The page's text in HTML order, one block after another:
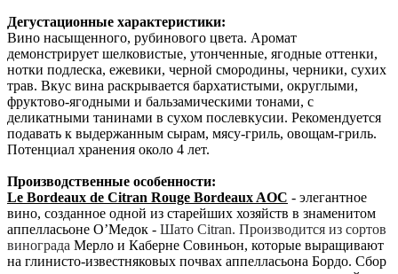
Дегустационные характеристики:
Вино насыщенного, рубинового цвета. Аромат
демонстрирует шелковистые, утонченные, ягодные оттенки,
нотки подлеска, ежевики, черной смородины, черники, сухих
трав. Вкус вина раскрывается бархатистыми, округлыми,
фруктово-ягодными и бальзамическими тонами, с
деликатными танинами в сухом послевкусии. Рекомендуется
подавать к выдержанным сырам, мясу-гриль, овощам-гриль.
Потенциал хранения около 4 лет.
Производственные особенности:
Le Bordeaux de Citran Rouge Bordeaux AOC - элегантное
вино, созданное одной из старейших хозяйств в знаменитом
аппелласьоне О’Медок - Шато Citran. Производится из сортов
винограда Мерло и Каберне Совиньон, которые выращивают
на глинисто-известняковых почвах аппелласьона Бордо. Сбор